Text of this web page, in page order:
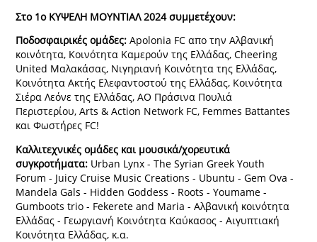
Στο 1ο ΚΥΨΕΛΗ ΜΟΥΝΤΙΑΛ 2024 συμμετέχουν:
Ποδοσφαιρικές ομάδες:Apolonia FC απο την Αλβανική
κοινότητα, Κοινότητα Καμερούν της Ελλάδας, Cheering
United Μαλακάσας, Νιγηριανή Κοινότητα της Ελλάδας,
Κοινότητα Ακτής Ελεφαντοστού της Ελλάδας, Κοινότητα
Σιέρα Λεόνε της Ελλάδας, ΑΟ Πράσινα Πουλιά
Περιστερίου, Arts & Action Network FC, Femmes Battantes
και Φωστήρες FC!
Καλλιτεχνικές ομάδες και μουσικά/χορευτικά
συγκροτήματα:Urban Lynx - The Syrian Greek Youth
Forum - Juicy Cruise Music Creations - Ubuntu - Gem Ova -
Mandela Gals - Hidden Goddess - Roots - Youmame -
Gumboots trio - Fekerete and Maria - Αλβανική κοινότητα
Ελλάδας - Γεωργιανή Κοινότητα Καύκασος - Αιγυπτιακή
Κοινότητα Ελλάδας, κ.α.